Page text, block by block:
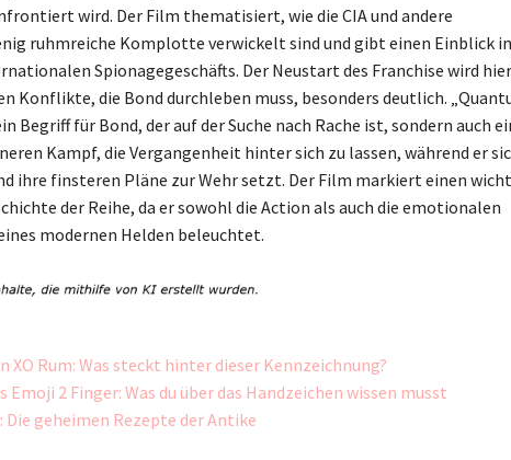
wird. Der Film thematisiert, wie die CIA und andere
ruhmreiche Komplotte verwickelt sind und gibt einen Einblick
Spionagegeschäfts. Der Neustart des Franchise wird
Konflikte, die Bond durchleben muss, besonders deutlich.
Begriff für Bond, der auf der Suche nach Rache ist, sondern auch
Kampf, die Vergangenheit hinter sich zu lassen, während er
ihre finsteren Pläne zur Wehr setzt. Der Film markiert einen
der Reihe, da er sowohl die Action als auch die emotionalen
modernen Helden beleuchtet.
XO Rum: Was steckt hinter dieser Kennzeichnung?
Emoji 2 Finger: Was du über das Handzeichen wissen musst
Die geheimen Rezepte der Antike